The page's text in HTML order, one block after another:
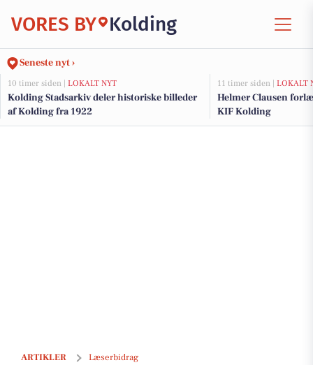
VORES BY Kolding
Seneste nyt ›
10 timer siden | LOKALT NYT
Kolding Stadsarkiv deler historiske billeder
af Kolding fra 1922
11 timer siden | LOKALT
Helmer Clausen
KIF Kolding
ARTIKLER Læserbidrag
Jubilæum i Kolding d. 1. december 2025